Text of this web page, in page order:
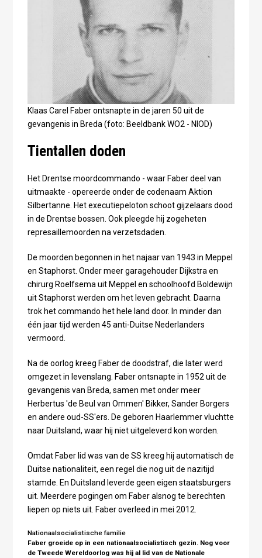
Klaas Carel Faber ontsnapte in de jaren 50 uit de
gevangenis in Breda (foto: Beeldbank WO2 - NIOD)
Tientallen doden
Het Drentse moordcommando - waar Faber deel van
uitmaakte - opereerde onder de codenaam Aktion
Silbertanne. Het executiepeloton schoot gijzelaars dood
in de Drentse bossen. Ook pleegde hij zogeheten
represaillemoorden na verzetsdaden.
De moorden begonnen in het najaar van 1943 in Meppel
en Staphorst. Onder meer garagehouder Dijkstra en
chirurg Roelfsema uit Meppel en schoolhoofd Boldewijn
uit Staphorst werden om het leven gebracht. Daarna
trok het commando het hele land door. In minder dan
één jaar tijd werden 45 anti-Duitse Nederlanders
vermoord.
Na de oorlog kreeg Faber de doodstraf, die later werd
omgezet in levenslang. Faber ontsnapte in 1952 uit de
gevangenis van Breda, samen met onder meer
Herbertus 'de Beul van Ommen' Bikker, Sander Borgers
en andere oud-SS'ers. De geboren Haarlemmer vluchtte
naar Duitsland, waar hij niet uitgeleverd kon worden.
Omdat Faber lid was van de SS kreeg hij automatisch de
Duitse nationaliteit, een regel die nog uit de nazitijd
stamde. En Duitsland leverde geen eigen staatsburgers
uit. Meerdere pogingen om Faber alsnog te berechten
liepen op niets uit. Faber overleed in mei 2012.
Nationaalsocialistische familie
Faber groeide op in een nationaalsocialistisch gezin. Nog voor
de Tweede Wereldoorlog was hij al lid van de Nationale